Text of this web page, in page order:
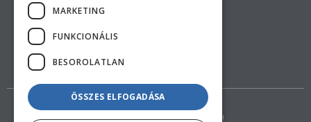
Copyright © 2018 feherduna.hu - Minden jog fenntartva!
MARKETING
FUNKCIONÁLIS
BESOROLATLAN
ÖSSZES ELFOGADÁSA